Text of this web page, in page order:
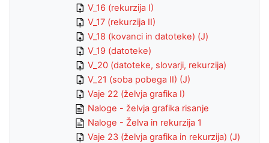
V_16 (rekurzija I)
V_17 (rekurzija II)
V_18 (kovanci in datoteke) (J)
V_19 (datoteke)
V_20 (datoteke, slovarji, rekurzija)
V_21 (soba pobega II) (J)
Vaje 22 (želvja grafika I)
Naloge - želvja grafika risanje
Naloge - Želva in rekurzija 1
Vaje 23 (želvja grafika in rekurzija) (J)